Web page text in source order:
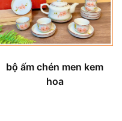
bộ ấm chén men kem
hoa